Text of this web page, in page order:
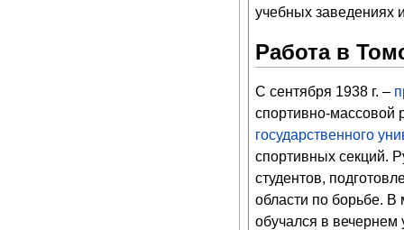
учебных заведениях
Работа в
С сентября 1938 г. –
спортивно-массовой
государственного
спортивных секций.
студентов,
области по борьбе.
обучался в вечернем